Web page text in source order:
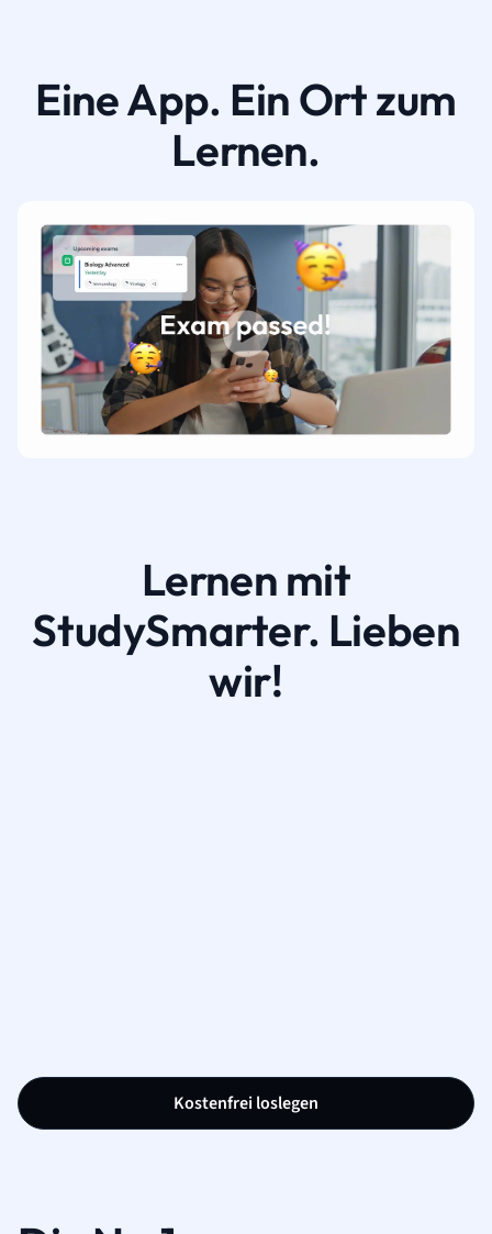
Eine App. Ein Ort zum
Lernen.
Lernen mit
StudySmarter. Lieben
wir!
Kostenfrei loslegen